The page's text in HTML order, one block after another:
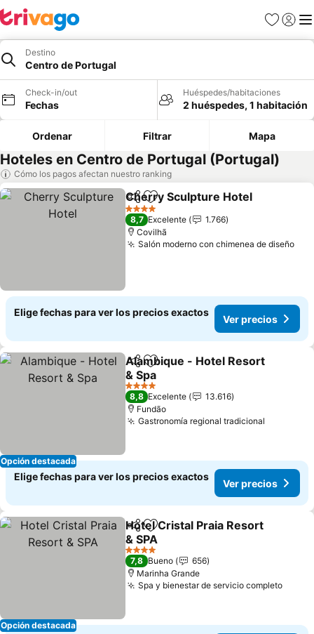
Favoritos
Iniciar
Destino
Centro de Portugal
Check-in/out
Fechas
Huéspedes/habitaciones
2 huéspedes, 1 habitación
Ordenar Filtrar Mapa
Hoteles en Centro de Portugal (Portugal)
Cómo los pagos afectan nuestro ranking
CompartirAgregar a favoritos
Cherry Sculpture Hotel
4 Estrellas
8,7 Excelente
1.766
Covilhã
Salón moderno con chimenea de diseño
Elige fechas para ver los precios exactos
Ver precios
Opción destacada
CompartirAgregar a favoritos
Alambique - Hotel Resort
& Spa
4 Estrellas
8,8 Excelente
13.616
Fundão
Gastronomía regional tradicional
Elige fechas para ver los precios exactos
Ver precios
Opción destacada
CompartirAgregar a favoritos
Hotel Cristal Praia Resort
& SPA
4 Estrellas
7,8 Bueno
656
Marinha Grande
Spa y bienestar de servicio completo